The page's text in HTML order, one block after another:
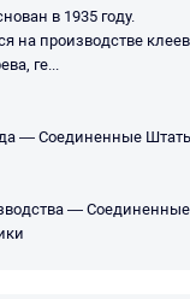
в 1935 году.
на производстве
ге...
— Соединенные
— Соединенные